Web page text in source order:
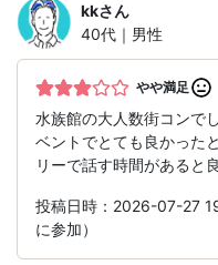
kkさん
40代｜男性
やや満足
水族館の大人数街コンで
ベントでとても良かった
リーで話す時間があると
投稿日時：2026-07-27
に参加）